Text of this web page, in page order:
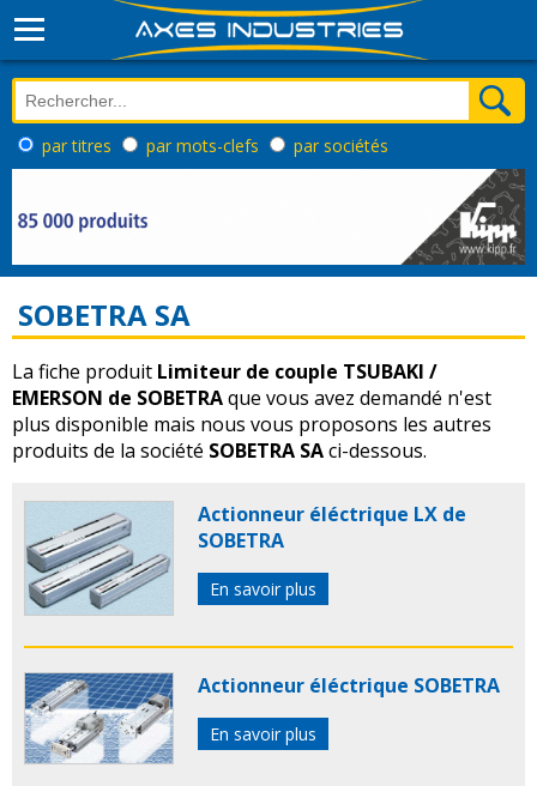
par titres par mots-clefs par sociétés
SOBETRA SA
La fiche produit Limiteur de couple TSUBAKI /
EMERSON de SOBETRAque vous avez demandé n'est
plus disponible mais nous vous proposons les autres
produits de la société SOBETRA SAci-dessous.
Actionneur éléctrique LX de
SOBETRA
En savoir plus
Actionneur éléctrique SOBETRA
En savoir plus